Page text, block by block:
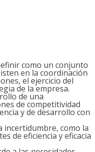
como un conjunto
en la coordinación
el ejercicio del
de la empresa.
de una
de competitividad
y de desarrollo con
incertidumbre, como la
de eficiencia y eficacia